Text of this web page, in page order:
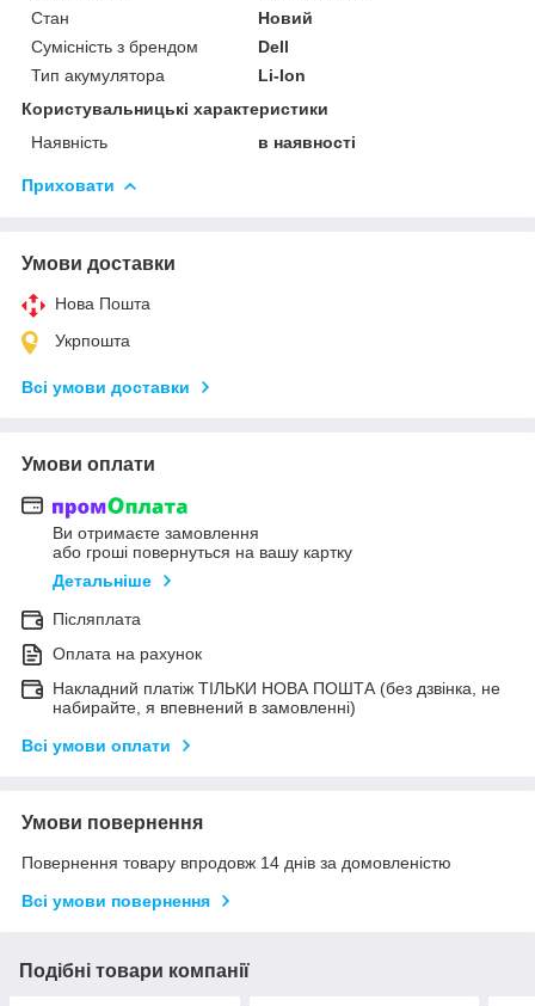
Стан
Новий
Сумісність з брендом
Dell
Тип акумулятора
Li-Ion
Користувальницькі характеристики
Наявність
в наявності
Приховати
Умови доставки
Нова Пошта
Укрпошта
Всі умови доставки
Умови оплати
Ви отримаєте замовлення
або гроші повернуться на вашу картку
Детальніше
Післяплата
Оплата на рахунок
Накладний платіж ТІЛЬКИ НОВА ПОШТА (без дзвінка, не
набирайте, я впевнений в замовленні)
Всі умови оплати
Умови повернення
Повернення товару впродовж 14 днів за домовленістю
Всі умови повернення
Подібні товари компанії